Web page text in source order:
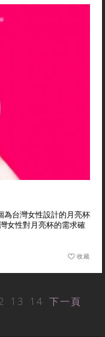
為台灣女性設計的月亮杯
女性對月亮杯的需求確
收藏
13 14 下一頁